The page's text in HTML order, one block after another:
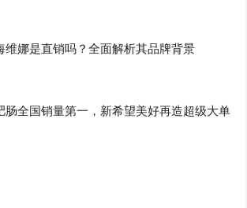
维娜是直销吗？全面解析其品牌背景
肠全国销量第一，新希望美好再造超级大单